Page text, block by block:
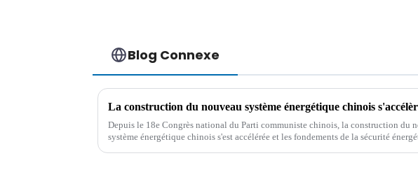
Blog Connexe
Depuis le 18e Congrès national du Parti communiste chinois, la construction du
système énergétique chinois s'est accélérée et les fondements de la sécurité